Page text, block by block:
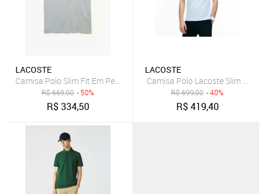
LACOSTE
Camisa Polo Slim Fit Em Petit Piquet Cinza
R$669,00 - 50%
R$334,50
LACOSTE
Camisa Polo Lacoste Slim Fit
R$699,00 - 40%
R$419,40